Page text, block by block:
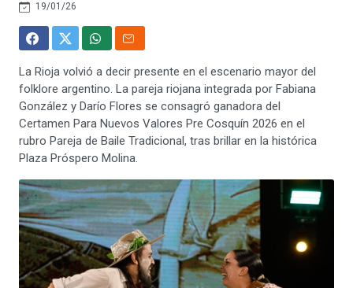
19/01/26
La Rioja volvió a decir presente en el escenario mayor del
folklore argentino. La pareja riojana integrada por Fabiana
González y Darío Flores se consagró ganadora del
Certamen Para Nuevos Valores Pre Cosquín 2026 en el
rubro Pareja de Baile Tradicional, tras brillar en la histórica
Plaza Próspero Molina.